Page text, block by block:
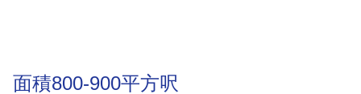
面積800-900平方呎